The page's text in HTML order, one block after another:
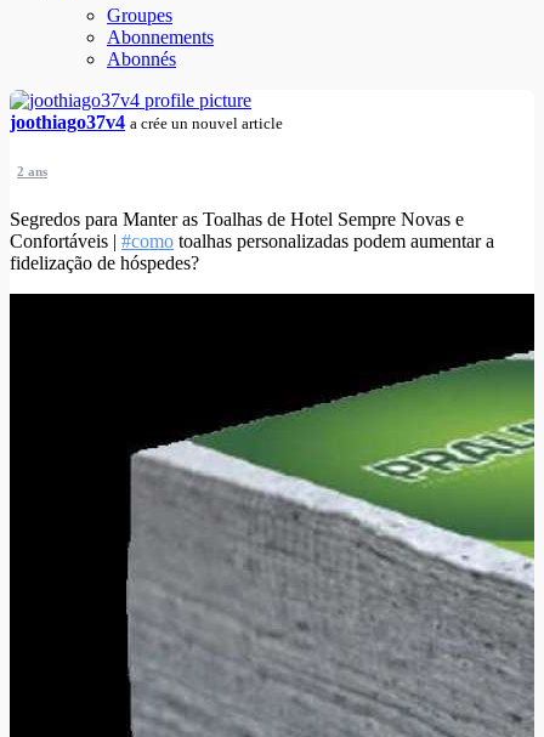
Groupes
Abonnements
Abonnés
joothiago37v4 a crée un nouvel article
2 ans
Segredos para Manter as Toalhas de Hotel Sempre Novas e
Confortáveis | #como toalhas personalizadas podem aumentar a
fidelização de hóspedes?